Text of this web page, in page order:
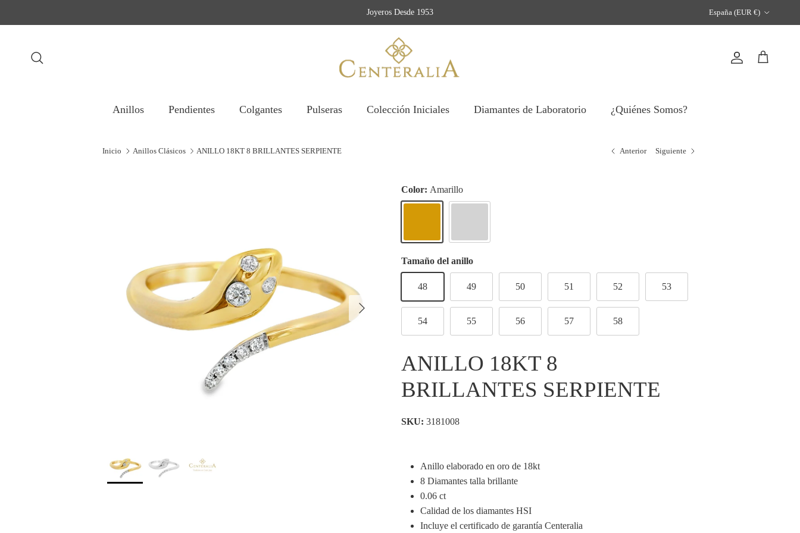
Joyeros Desde 1953 España (EUR €)
CuentaCarrito
Anillos Pendientes Colgantes Pulseras Colección Iniciales Diamantes de Laboratorio ¿Quiénes Somos?
Inicio Anillos Clásicos ANILLO 18KT 8 BRILLANTES SERPIENTE Anterior Siguiente
Siguiente
Color: Amarillo
Amarillo
Blanco
Tamaño del anillo
48 49 50 51 52 53
54 55 56 57 58
ANILLO 18KT 8
BRILLANTES SERPIENTE
SKU: 3181008
Anillo elaborado en oro de 18kt
8 Diamantes talla brillante
0.06 ct
Calidad de los diamantes HSI
Incluye el certificado de garantía Centeralia